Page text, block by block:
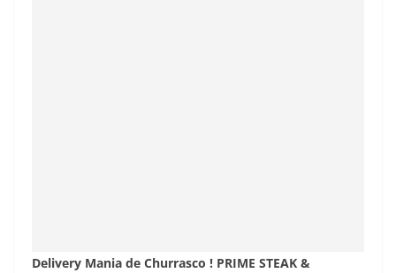
Delivery Mania de Churrasco ! PRIME STEAK &